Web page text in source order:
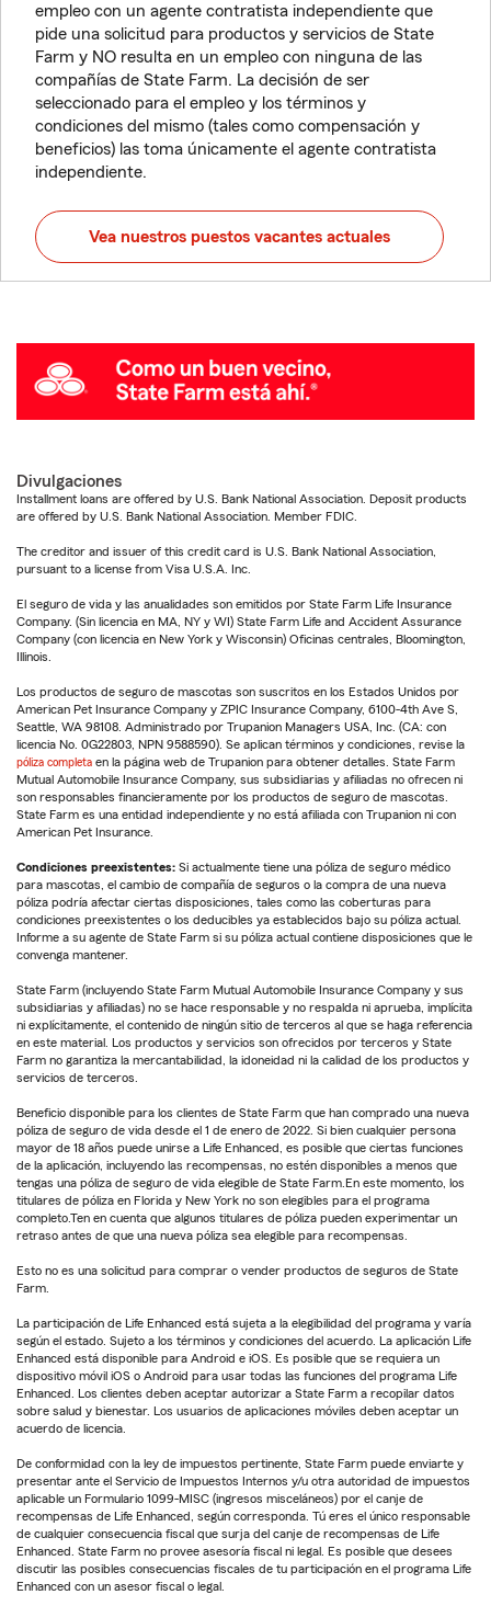
empleo con un agente contratista independiente que
pide una solicitud para productos y servicios de State
Farm y NO resulta en un empleo con ninguna de las
compañías de State Farm. La decisión de ser
seleccionado para el empleo y los términos y
condiciones del mismo (tales como compensación y
beneficios) las toma únicamente el agente contratista
independiente.
Vea nuestros puestos vacantes actuales
Divulgaciones
Installment loans are offered by U.S. Bank National Association. Deposit products
are offered by U.S. Bank National Association. Member FDIC.
The creditor and issuer of this credit card is U.S. Bank National Association,
pursuant to a license from Visa U.S.A. Inc.
El seguro de vida y las anualidades son emitidos por State Farm Life Insurance
Company. (Sin licencia en MA, NY y WI) State Farm Life and Accident Assurance
Company (con licencia en New York y Wisconsin) Oficinas centrales, Bloomington,
Illinois.
Los productos de seguro de mascotas son suscritos en los Estados Unidos por
American Pet Insurance Company y ZPIC Insurance Company, 6100-4th Ave S,
Seattle, WA 98108. Administrado por Trupanion Managers USA, Inc. (CA: con
licencia No. 0G22803, NPN 9588590). Se aplican términos y condiciones, revise la
póliza completa en la página web de Trupanion para obtener detalles. State Farm
Mutual Automobile Insurance Company, sus subsidiarias y afiliadas no ofrecen ni
son responsables financieramente por los productos de seguro de mascotas.
State Farm es una entidad independiente y no está afiliada con Trupanion ni con
American Pet Insurance.
Condiciones preexistentes: Si actualmente tiene una póliza de seguro médico
para mascotas, el cambio de compañía de seguros o la compra de una nueva
póliza podría afectar ciertas disposiciones, tales como las coberturas para
condiciones preexistentes o los deducibles ya establecidos bajo su póliza actual.
Informe a su agente de State Farm si su póliza actual contiene disposiciones que le
convenga mantener.
State Farm (incluyendo State Farm Mutual Automobile Insurance Company y sus
subsidiarias y afiliadas) no se hace responsable y no respalda ni aprueba, implícita
ni explícitamente, el contenido de ningún sitio de terceros al que se haga referencia
en este material. Los productos y servicios son ofrecidos por terceros y State
Farm no garantiza la mercantabilidad, la idoneidad ni la calidad de los productos y
servicios de terceros.
Beneficio disponible para los clientes de State Farm que han comprado una nueva
póliza de seguro de vida desde el 1 de enero de 2022. Si bien cualquier persona
mayor de 18 años puede unirse a Life Enhanced, es posible que ciertas funciones
de la aplicación, incluyendo las recompensas, no estén disponibles a menos que
tengas una póliza de seguro de vida elegible de State Farm.En este momento, los
titulares de póliza en Florida y New York no son elegibles para el programa
completo.Ten en cuenta que algunos titulares de póliza pueden experimentar un
retraso antes de que una nueva póliza sea elegible para recompensas.
Esto no es una solicitud para comprar o vender productos de seguros de State
Farm.
La participación de Life Enhanced está sujeta a la elegibilidad del programa y varía
según el estado. Sujeto a los términos y condiciones del acuerdo. La aplicación Life
Enhanced está disponible para Android e iOS. Es posible que se requiera un
dispositivo móvil iOS o Android para usar todas las funciones del programa Life
Enhanced. Los clientes deben aceptar autorizar a State Farm a recopilar datos
sobre salud y bienestar. Los usuarios de aplicaciones móviles deben aceptar un
acuerdo de licencia.
De conformidad con la ley de impuestos pertinente, State Farm puede enviarte y
presentar ante el Servicio de Impuestos Internos y/u otra autoridad de impuestos
aplicable un Formulario 1099-MISC (ingresos misceláneos) por el canje de
recompensas de Life Enhanced, según corresponda. Tú eres el único responsable
de cualquier consecuencia fiscal que surja del canje de recompensas de Life
Enhanced. State Farm no provee asesoría fiscal ni legal. Es posible que desees
discutir las posibles consecuencias fiscales de tu participación en el programa Life
Enhanced con un asesor fiscal o legal.